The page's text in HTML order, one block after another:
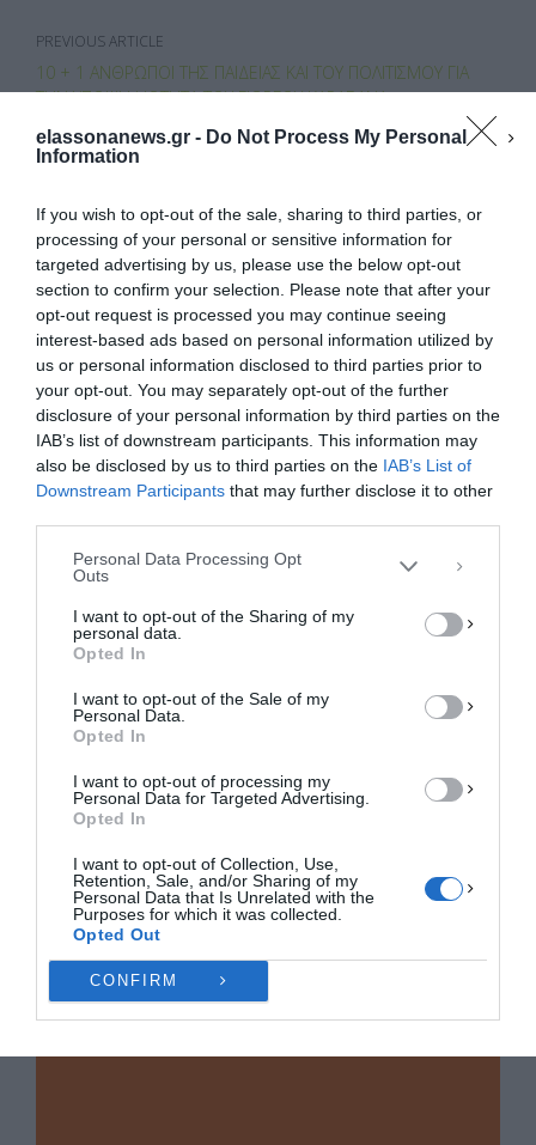
elassonanews.gr - Do Not Process My Personal
Information
If you wish to opt-out of the sale, sharing to third parties, or
processing of your personal or sensitive information for
targeted advertising by us, please use the below opt-out
section to confirm your selection. Please note that after your
opt-out request is processed you may continue seeing
interest-based ads based on personal information utilized by
us or personal information disclosed to third parties prior to
your opt-out. You may separately opt-out of the further
disclosure of your personal information by third parties on the
IAB’s list of downstream participants. This information may
also be disclosed by us to third parties on the IAB’s List of
Downstream Participants that may further disclose it to other
Personal Data Processing Opt
Outs
I want to opt-out of the Sharing of my
personal data.
Opted In
I want to opt-out of the Sale of my
Personal Data.
Opted In
I want to opt-out of processing my
Personal Data for Targeted Advertising.
Opted In
I want to opt-out of Collection, Use,
Retention, Sale, and/or Sharing of my
Personal Data that Is Unrelated with the
Purposes for which it was collected.
Opted Out
CONFIRM
Διαχείριση Συγκατάθεσης
Για να παρέχουμε την καλύτερη εμπειρία, χρησιμοποιούμε τεχνολογίες όπως
cookies για την αποθήκευση ή/και την πρόσβαση σε πληροφορίες συσκευών.
Η συγκατάθεση για τις εν λόγω τεχνολογίες θα μας επιτρέψει να
επεξεργαστούμε δεδομένα προσωπικού χαρακτήρα, όπως συμπεριφορά
περιήγησης ή μοναδικά αναγνωριστικά σε αυτόν τον ιστότοπο. Η μη
συγκατάθεση ή η ανάκληση της συγκατάθεσης, μπορεί να επηρεάσει
αρνητικά ορισμένες λειτουργίες και δυνατότητες.
ΠΡΟΒΟΛΉ ΠΡΟΤΙΜΉΣΕΩΝ
Πολιτική Cookies
PREVIOUS ARTICLE
10 + 1 ΆΝΘΡΩΠΟΙ ΤΗΣ ΠΑΙΔΕΊΑΣ ΚΑΙ ΤΟΥ ΠΟΛΙΤΙΣΜΟΎ ΓΙΑ
ΤΗΝ ΥΠΟΨΗΦΙΌΤΗΤΑ ΤΟΥ ΓΙΏΡΓΟΥ ΚΑΡΑΒΆΝΑ
NEXT ARTICLE
ΚΆΝΕΤΕ LIKE ΣΤΗ ΣΕΛΊΔΑ ΜΑΣ